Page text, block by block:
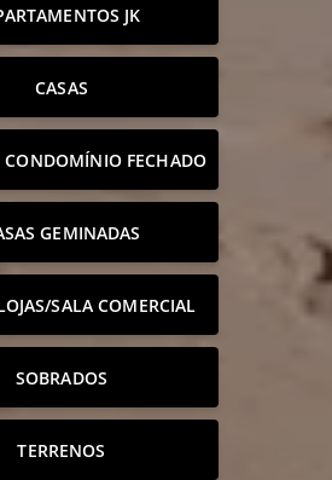
JK
CASAS
CONDOMÍNIO FECHADO
GEMINADAS
SALA COMERCIAL
SOBRADOS
TERRENOS